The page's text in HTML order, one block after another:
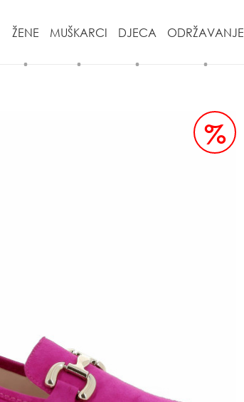
ŽENE MUŠKARCI DJECA ODRŽAVANJE
%